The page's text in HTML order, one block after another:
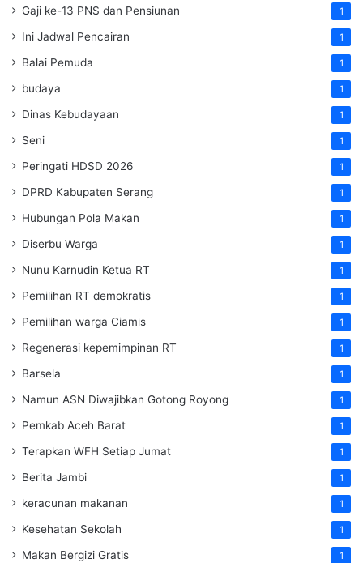
Gaji ke-13 PNS dan Pensiunan 1
Ini Jadwal Pencairan 1
Balai Pemuda 1
budaya 1
Dinas Kebudayaan 1
Seni 1
Peringati HDSD 2026 1
DPRD Kabupaten Serang 1
Hubungan Pola Makan 1
Diserbu Warga 1
Nunu Karnudin Ketua RT 1
Pemilihan RT demokratis 1
Pemilihan warga Ciamis 1
Regenerasi kepemimpinan RT 1
Barsela 1
Namun ASN Diwajibkan Gotong Royong 1
Pemkab Aceh Barat 1
Terapkan WFH Setiap Jumat 1
Berita Jambi 1
keracunan makanan 1
Kesehatan Sekolah 1
Makan Bergizi Gratis 1